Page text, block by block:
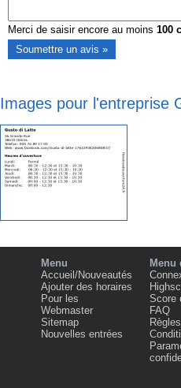
Merci de saisir encore au moins 100
Images pour l'entreprise
Menu
Accueil/Nouveautés
Ajouter des horaires
Pour les
Webmaster
Sitemap
Nouvelles entrées
Menu
Score
FAQ
Règles